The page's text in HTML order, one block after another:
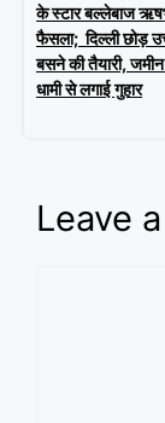
के स्टार बल्लेबाज
फैसला; दिल्ली छोड़
बसने की तैयारी,
धामी से लगाई गुहार
Leave